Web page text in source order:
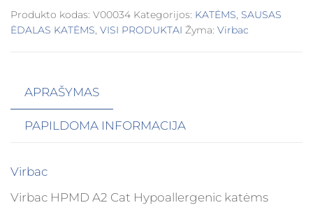
Produkto kodas: V00034 Kategorijos: KATĖMS, SAUSAS
ĖDALAS KATĖMS, VISI PRODUKTAI Žyma: Virbac
APRAŠYMAS
PAPILDOMA INFORMACIJA
Virbac
Virbac HPMD A2 Cat Hypoallergenic katėms